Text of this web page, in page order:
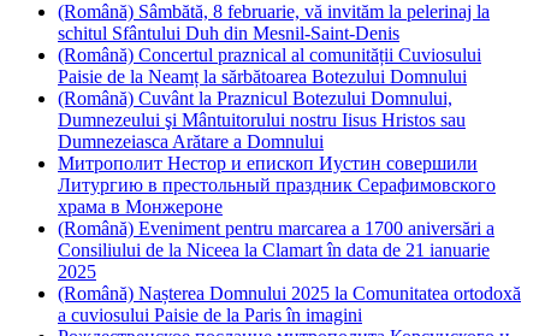
(Română) Sâmbătă, 8 februarie, vă invităm la pelerinaj la
schitul Sfântului Duh din Mesnil-Saint-Denis
(Română) Concertul praznical al comunității Cuviosului
Paisie de la Neamț la sărbătoarea Botezului Domnului
(Română) Cuvânt la Praznicul Botezului Domnului,
Dumnezeului şi Mântuitorului nostru Iisus Hristos sau
Dumnezeiasca Arătare a Domnului
Митрополит Нестор и епископ Иустин совершили
Литургию в престольный праздник Серафимовского
храма в Монжероне
(Română) Eveniment pentru marcarea a 1700 aniversări a
Consiliului de la Niceea la Clamart în data de 21 ianuarie
2025
(Română) Nașterea Domnului 2025 la Comunitatea ortodoxă
a cuviosului Paisie de la Paris în imagini